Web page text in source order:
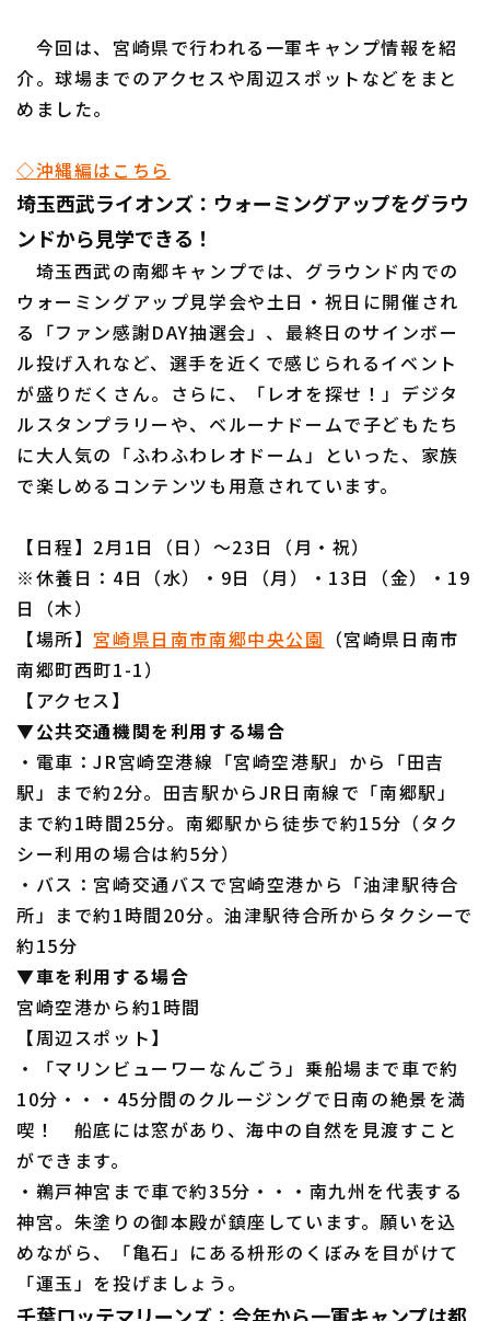
千葉ロッテマリーンズ
利用規約 プライバシーポリシー
運営会社（別ウィンドウで開く） よくある質問
今回は、宮崎県で行われる一軍キャンプ情報を紹
介。球場までのアクセスや周辺スポットなどをまと
めました。
◇沖縄編はこちら
埼玉西武ライオンズ：ウォーミングアップをグラウ
ンドから見学できる！
埼玉西武の南郷キャンプでは、グラウンド内での
ウォーミングアップ見学会や土日・祝日に開催され
る「ファン感謝DAY抽選会」、最終日のサインボー
ル投げ入れなど、選手を近くで感じられるイベント
が盛りだくさん。さらに、「レオを探せ！」デジタ
ルスタンプラリーや、ベルーナドームで子どもたち
に大人気の「ふわふわレオドーム」といった、家族
で楽しめるコンテンツも用意されています。
【日程】2月1日（日）～23日（月・祝）
※休養日：4日（水）・9日（月）・13日（金）・19
日（木）
【場所】 宮崎県日南市南郷中央公園 （宮崎県日南市
南郷町西町1-1）
【アクセス】
▼公共交通機関を利用する場合
・電車：JR宮崎空港線「宮崎空港駅」から「田吉
駅」まで約2分。田吉駅からJR日南線で「南郷駅」
まで約1時間25分。南郷駅から徒歩で約15分（タク
シー利用の場合は約5分）
・バス：宮崎交通バスで宮崎空港から「油津駅待合
所」まで約1時間20分。油津駅待合所からタクシーで
約15分
▼車を利用する場合
宮崎空港から約1時間
【周辺スポット】
・「マリンビューワーなんごう」乗船場まで車で約
10分・・・45分間のクルージングで日南の絶景を満
喫！ 船底には窓があり、海中の自然を見渡すこと
ができます。
・鵜戸神宮まで車で約35分・・・南九州を代表する
神宮。朱塗りの御本殿が鎮座しています。願いを込
めながら、「亀石」にある枡形のくぼみを目がけて
「運玉」を投げましょう。